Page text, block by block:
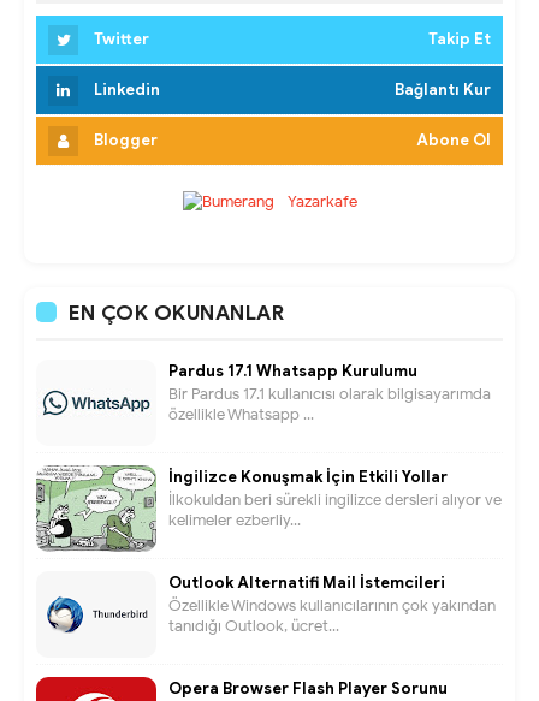
Twitter Takip Et
Linkedin Bağlantı Kur
Blogger Abone Ol
EN ÇOK OKUNANLAR
Pardus 17.1 Whatsapp Kurulumu
Bir Pardus 17.1 kullanıcısı olarak bilgisayarımda
özellikle Whatsapp ...
İngilizce Konuşmak İçin Etkili Yollar
İlkokuldan beri sürekli ingilizce dersleri alıyor ve
kelimeler ezberliy...
Outlook Alternatifi Mail İstemcileri
Özellikle Windows kullanıcılarının çok yakından
tanıdığı Outlook, ücret...
Opera Browser Flash Player Sorunu